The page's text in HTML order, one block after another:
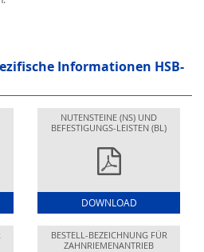
Informationen HSB-
NUTENSTEINE (NS) UND
BEFESTIGUNGS-LEISTEN (BL)
DOWNLOAD
BESTELL-BEZEICHNUNG FÜR
ZAHNRIEMENANTRIEB